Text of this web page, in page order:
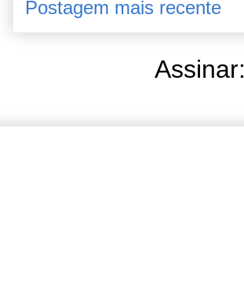
Postagem mais recente
Assinar: